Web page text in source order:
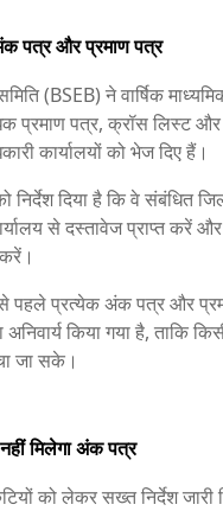
पत्र और प्रमाण पत्र
समिति (BSEB) ने वार्षिक
पत्र, क्रॉस लिस्ट और
कार्यालयों को भेज दिए हैं।
निर्देश दिया है कि वे संबंधित
से दस्तावेज प्राप्त करें
पहले प्रत्येक अंक पत्र और
अनिवार्य किया गया है, ताकि
जा सके।
मिलेगा अंक पत्र
को लेकर सख्त निर्देश जारी